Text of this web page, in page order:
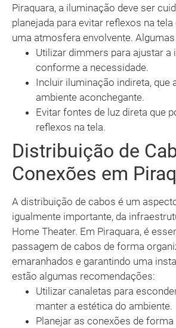
Piraquara, a iluminação deve ser
planejada para evitar reflexos na
uma atmosfera envolvente.
Utilizar dimmers para ajustar a
conforme a necessidade.
Incluir iluminação indireta, que
ambiente aconchegante.
Evitar fontes de luz direta que
reflexos na tela.
Distribuição de
Conexões em
A distribuição de cabos é um
igualmente importante, da
Home Theater. Em Piraquara, é
passagem de cabos de forma
emaranhados e garantindo uma
estão algumas recomendações:
Utilizar canaletas para
manter a estética do ambiente.
Planejar as conexões de